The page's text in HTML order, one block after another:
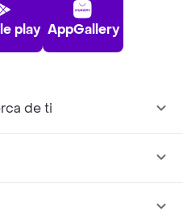
play AppGallery
de ti